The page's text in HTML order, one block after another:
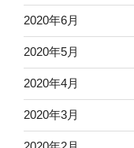
2020年6月
2020年5月
2020年4月
2020年3月